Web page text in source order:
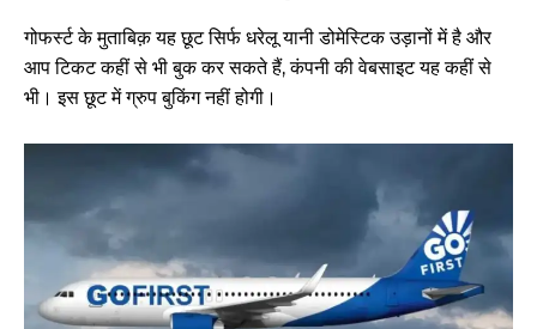
गोफर्स्ट के मुताबिक़ यह छूट सिर्फ धरेलू यानी डोमेस्टिक उड़ानों में है और
आप टिकट कहीं से भी बुक कर सकते हैं, कंपनी की वेबसाइट यह कहीं से
भी। इस छूट में ग्रुप बुकिंग नहीं होगी।